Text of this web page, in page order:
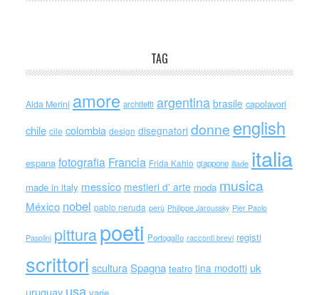
TAG
Alda Merini amore architetti argentina brasile capolavori
chile cile colombia design disegnatori donne english
espana fotografia Francia Frida Kahlo giappone iliade italia
made in italy messico mestieri d' arte moda musica
México nobel pablo neruda perù Philippe Jaroussky Pier Paolo
Pasolini pitturapoeti Portogallo racconti brevi registi
scrittori sculturaSpagna teatro tina modotti uk
usa